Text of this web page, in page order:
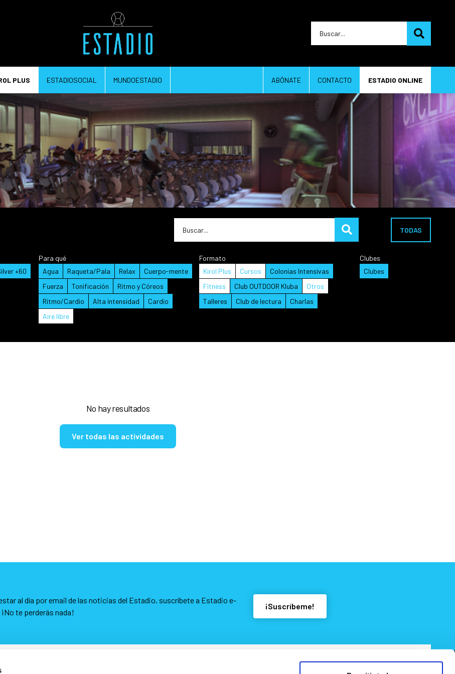
PLUS ESTADIOSOCIAL MUNDOESTADIO ABÓNATE CONTACTO ESTADIO ONLINE
TODAS
+60
Para qué
Agua
Raqueta/Pala Relax
Cuerpo-mente
Fuerza
Tonificación
Ritmo y Córeos
Ritmo/Cardio
Alta intensidad
Cardio
Aire libre
Formato
Kirol Plus
Cursos
Colonias Intensivas
Fitness
Club OUTDOOR Kluba
Otros
Talleres
Club de lectura Charlas
Clubes
Clubes
No hay resultados
Ver todas las actividades
al día por email de las noticias del Estadio, suscríbete a Estadio e-
te perderás nada!
¡Suscríbeme!